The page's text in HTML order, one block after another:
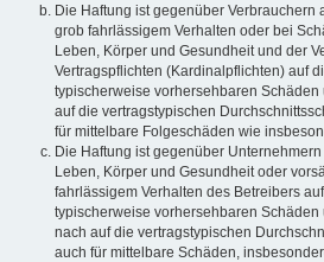
Die Haftung ist gegenüber Verbrauchern
grob fahrlässigem Verhalten oder bei
Leben, Körper und Gesundheit und der
Vertragspflichten (Kardinalpflichten) auf
typischerweise vorhersehbaren
auf die vertragstypischen
für mittelbare Folgeschäden wie
Die Haftung ist gegenüber
Leben, Körper und Gesundheit oder
fahrlässigem Verhalten des Betreibers
typischerweise vorhersehbaren
nach auf die vertragstypischen
auch für mittelbare Schäden,